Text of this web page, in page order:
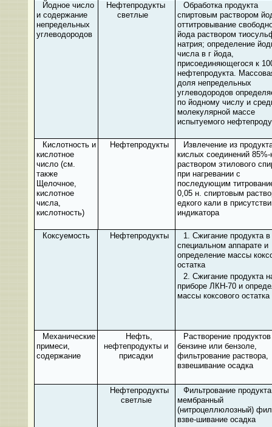
Йодное число
и содержание
непредельных
углеводородов
Нефтепродукты
светлые
Обработка продукта
спиртовым раствором
оттитровывание
йода раствором
натрия; определение
числа в г йода,
присоединяющегося к
нефтепродукта.
доля непредельных
углеводородов
по йодному числу и
молекулярной массе
испытуемого
Кислотность и
кислотное
число (см.
также
Щелочное,
кислотное
числа,
кислотность)
Нефтепродукты
Извлечение из
кислых соединений
раствором этилового
при нагревании с
последующим
0,05 н. спиртовым
едкого кали в
индикатора
Коксуемость Нефтепродукты
1. Сжигание продукта в
специальном аппарате и
определение массы
остатка
2. Сжигание продукта
приборе ЛКН-70 и
массы коксового остатка
Механические
примеси,
содержание
Нефть,
нефтепродукты и
присадки
Растворение
бензине или бензоле,
фильтрование раствора,
взвешивание осадка
Нефтепродукты
светлые
Фильтрование
мембранный
(нитроцеллюлозный)
взве-шивание осадка